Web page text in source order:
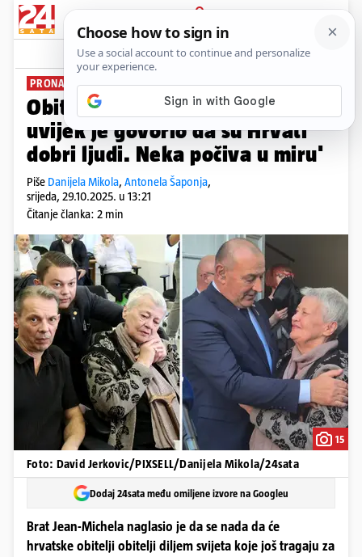
PRIJAVA
News Komentari
PRONAŠLI POSMRTNE OSTATKE NA OVČARI
Obitelj Nicoliera: 'Jean-Michel
uvijek je govorio da su Hrvati
dobri ljudi. Neka počiva u miru'
Piše Danijela Mikola, Antonela Šaponja,
srijeda, 29.10.2025. u 13:21
Čitanje članka: 2 min
15
Foto: David Jerkovic/PIXSELL/Danijela Mikola/24sata
Dodaj 24sata među omiljene izvore na Googleu
Brat Jean-Michela naglasio je da se nada da će
hrvatske obitelji obitelji diljem svijeta koje još tragaju za